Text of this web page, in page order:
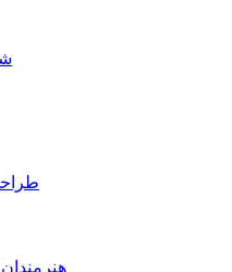
هنرمندان